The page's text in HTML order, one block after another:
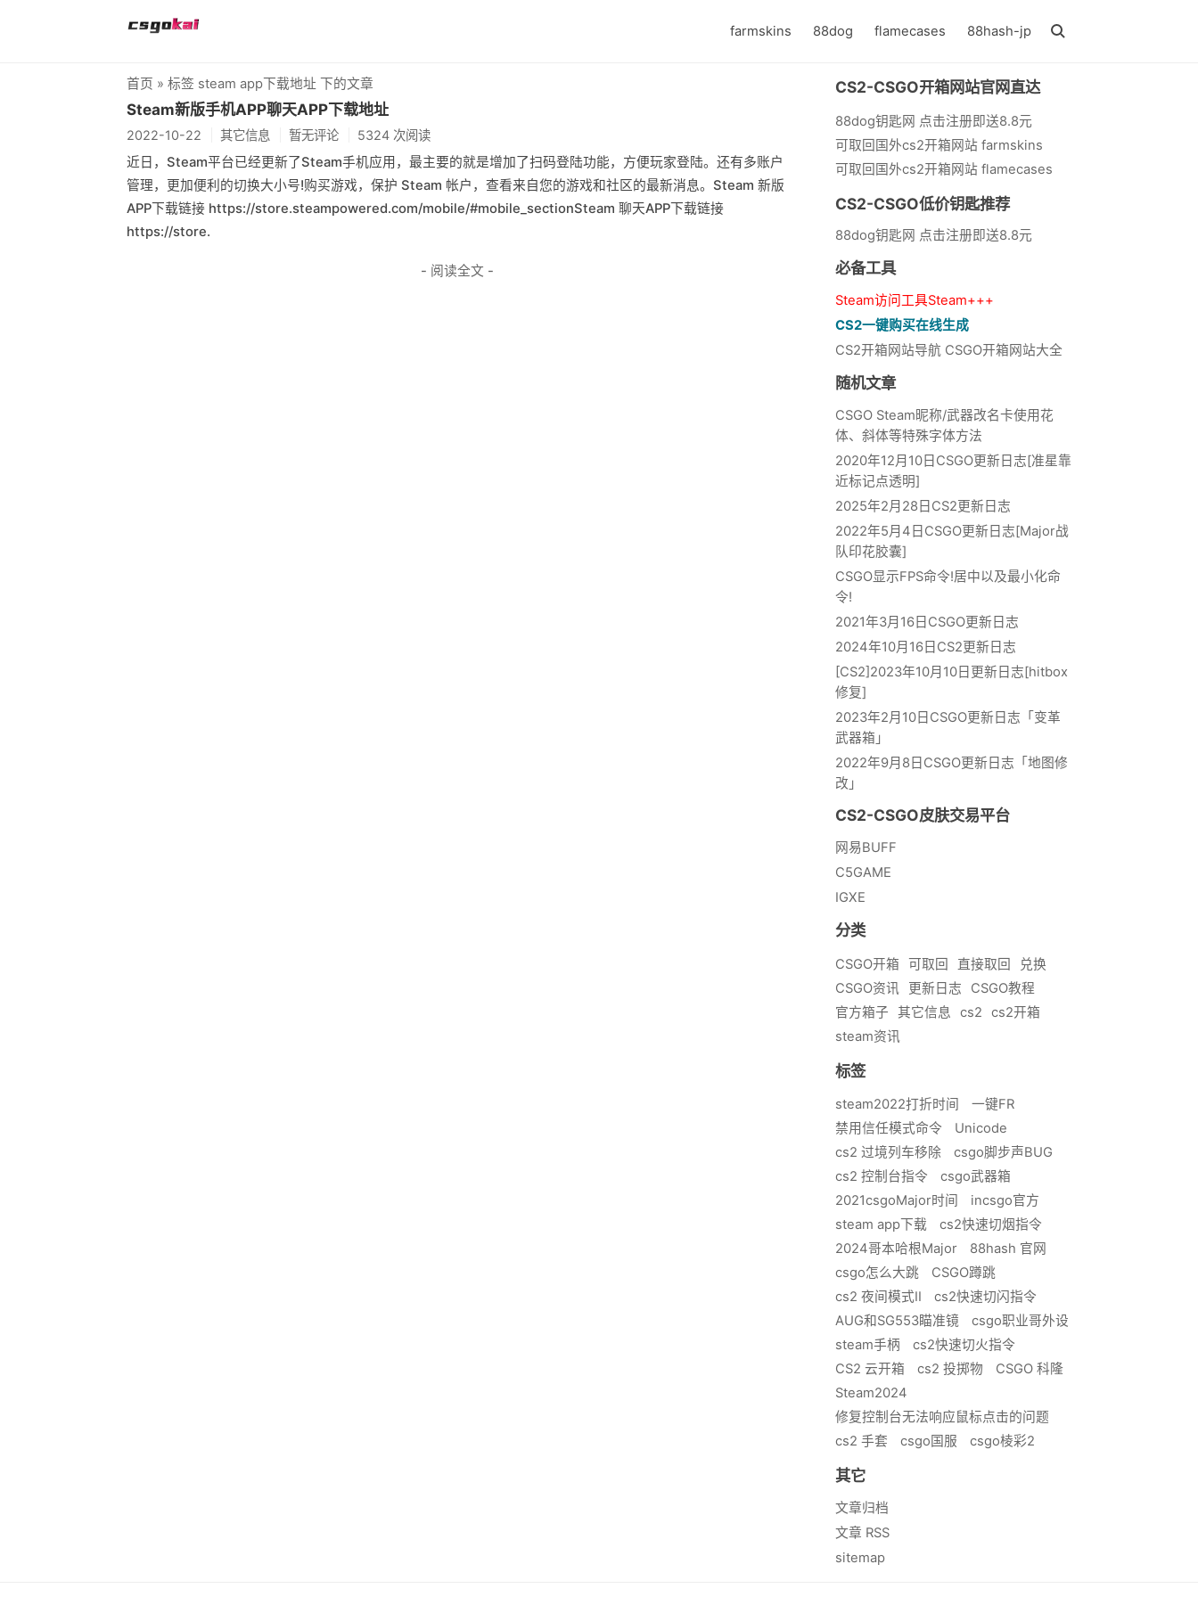
farmskins 88dog flamecases 88hash-jp
首页 » 标签 steam app下载地址 下的文章
Steam新版手机APP聊天APP下载地址
2022-10-22 其它信息 暂无评论 5324 次阅读
近日，Steam平台已经更新了Steam手机应用，最主要的就是增加了扫码登陆功能，方便玩家登陆。还有多账户
管理，更加便利的切换大小号!购买游戏，保护 Steam 帐户，查看来自您的游戏和社区的最新消息。Steam 新版
APP下载链接 https://store.steampowered.com/mobile/#mobile_sectionSteam 聊天APP下载链接
https://store.
- 阅读全文 -
CS2-CSGO开箱网站官网直达
88dog钥匙网 点击注册即送8.8元
可取回国外cs2开箱网站 farmskins
可取回国外cs2开箱网站 flamecases
CS2-CSGO低价钥匙推荐
88dog钥匙网 点击注册即送8.8元
必备工具
Steam访问工具Steam+++
CS2一键购买在线生成
CS2开箱网站导航 CSGO开箱网站大全
随机文章
CSGO Steam昵称/武器改名卡使用花
体、斜体等特殊字体方法
2020年12月10日CSGO更新日志[准星靠
近标记点透明]
2025年2月28日CS2更新日志
2022年5月4日CSGO更新日志[Major战
队印花胶囊]
CSGO显示FPS命令!居中以及最小化命
令!
2021年3月16日CSGO更新日志
2024年10月16日CS2更新日志
[CS2]2023年10月10日更新日志[hitbox
修复]
2023年2月10日CSGO更新日志「变革
武器箱」
2022年9月8日CSGO更新日志「地图修
改」
CS2-CSGO皮肤交易平台
网易BUFF
C5GAME
IGXE
分类
CSGO开箱 可取回 直接取回
兑换
CSGO资讯
更新日志
CSGO教程
官方箱子
其它信息 cs2
cs2开箱
steam资讯
标签
steam2022打折时间
一键FR
禁用信任模式命令
Unicode
cs2 过境列车移除
csgo脚步声BUG
cs2 控制台指令
csgo武器箱
2021csgoMajor时间
incsgo官方
steam app下载
cs2快速切烟指令
2024哥本哈根Major
88hash 官网
csgo怎么大跳
CSGO蹲跳
cs2 夜间模式II
cs2快速切闪指令
AUG和SG553瞄准镜
csgo职业哥外设
steam手柄
cs2快速切火指令
CS2 云开箱
cs2 投掷物
CSGO 科隆
Steam2024
修复控制台无法响应鼠标点击的问题
cs2 手套
csgo国服 csgo棱彩2
其它
文章归档
文章 RSS
sitemap